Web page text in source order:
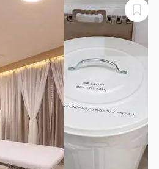
セス良好✨完全個室のデザイ
料✨